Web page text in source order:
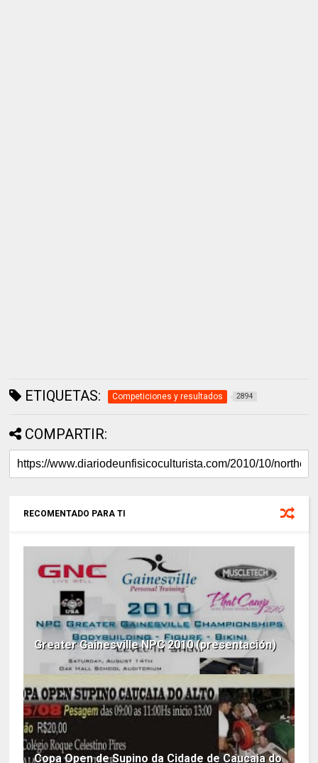
ETIQUETAS: Competiciones y resultados 2894
COMPARTIR:
RECOMENTADO PARA TI
Greater Gainesville NPC 2010 (presentación)
Copa Open de Supino da Cidade de Caucaia do